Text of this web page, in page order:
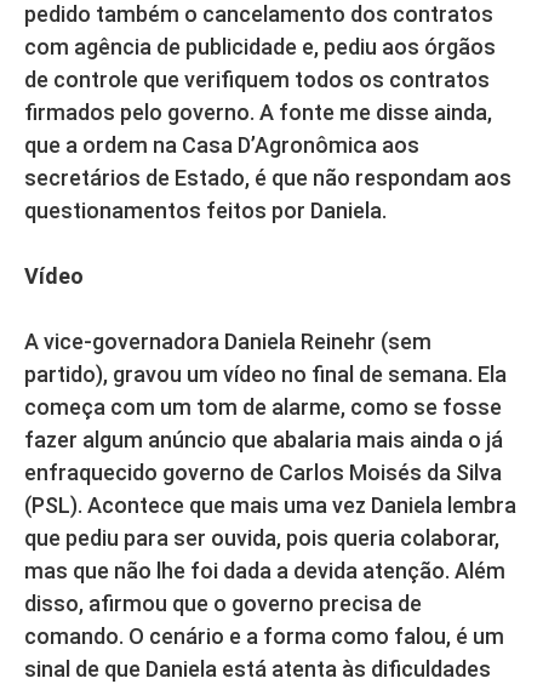
pedido também o cancelamento dos contratos
com agência de publicidade e, pediu aos órgãos
de controle que verifiquem todos os contratos
firmados pelo governo. A fonte me disse ainda,
que a ordem na Casa D’Agronômica aos
secretários de Estado, é que não respondam aos
questionamentos feitos por Daniela.
Vídeo
A vice-governadora Daniela Reinehr (sem
partido), gravou um vídeo no final de semana. Ela
começa com um tom de alarme, como se fosse
fazer algum anúncio que abalaria mais ainda o já
enfraquecido governo de Carlos Moisés da Silva
(PSL). Acontece que mais uma vez Daniela lembra
que pediu para ser ouvida, pois queria colaborar,
mas que não lhe foi dada a devida atenção. Além
disso, afirmou que o governo precisa de
comando. O cenário e a forma como falou, é um
sinal de que Daniela está atenta às dificuldades